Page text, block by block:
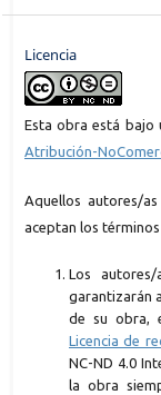
Licencia
Esta obra está bajo
Atribución-
Aquellos autores/
aceptan los
Los
garantizarán
de su obra,
Licencia de
NC-ND 4.0
la obra